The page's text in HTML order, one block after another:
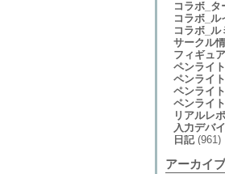
コラボ_タ
コラボ_ル
コラボ_ル
サークル
フィギュア
ペンライ
ペンライ
ペンライ
ペンライ
リアルレ
入力デバ
日記(961)
アーカイブ